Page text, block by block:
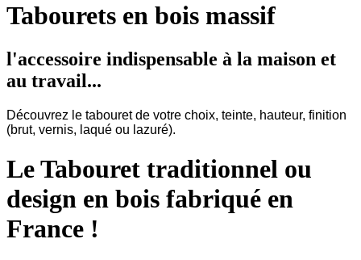
Tabourets en bois massif
l'accessoire indispensable à la maison et
au travail...
Découvrez le tabouret de votre choix, teinte, hauteur, finition
(brut, vernis, laqué ou lazuré).
Le Tabouret traditionnel ou
design en bois fabriqué en
France !